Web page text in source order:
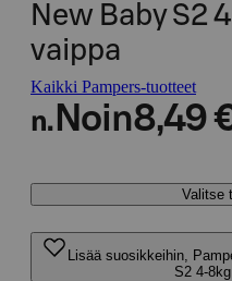
New Baby S2
vaippa
Kaikki Pampers-tuotteet
n. Noin8,49
Valitse
Lisää suosikkeihin,
S2 4-